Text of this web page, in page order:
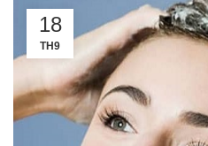
18
TH9